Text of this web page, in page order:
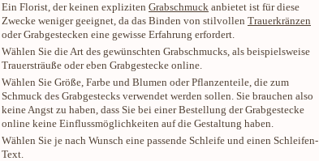
Ein Florist, der keinen expliziten Grabschmuck anbietet ist für diese
Zwecke weniger geeignet, da das Binden von stilvollen Trauerkränzen
oder Grabgestecken eine gewisse Erfahrung erfordert.
Wählen Sie die Art des gewünschten Grabschmucks, als beispielsweise
Trauersträuße oder eben Grabgestecke online.
Wählen Sie Größe, Farbe und Blumen oder Pflanzenteile, die zum
Schmuck des Grabgestecks verwendet werden sollen. Sie brauchen also
keine Angst zu haben, dass Sie bei einer Bestellung der Grabgestecke
online keine Einflussmöglichkeiten auf die Gestaltung haben.
Wählen Sie je nach Wunsch eine passende Schleife und einen Schleifen-
Text.